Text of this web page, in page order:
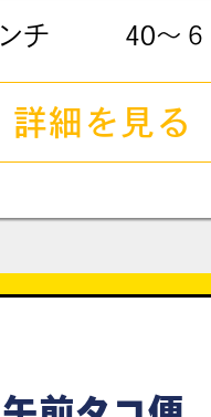
チ 40〜
詳細を見る